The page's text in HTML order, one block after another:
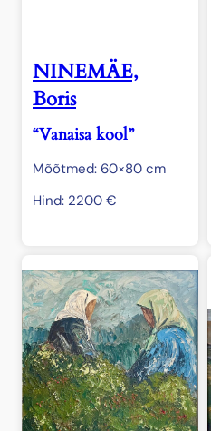
NINEMÄE,
Boris
“Vanaisa kool”
Mõõtmed: 60×80 cm
Hind: 2200 €